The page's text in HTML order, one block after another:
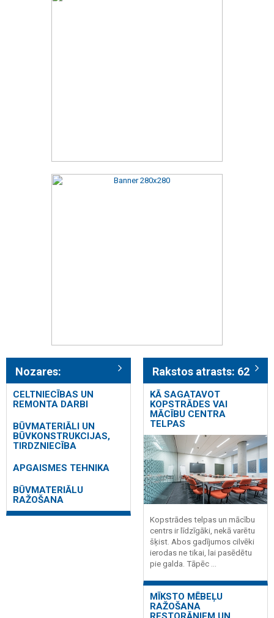
Nozares:
CELTNIECĪBAS UN
REMONTA DARBI
BŪVMATERIĀLI UN
BŪVKONSTRUKCIJAS,
TIRDZNIECĪBA
APGAISMES TEHNIKA
BŪVMATERIĀLU
RAŽOŠANA
Rakstos atrasts: 62
KĀ SAGATAVOT
KOPSTRĀDES VAI
MĀCĪBU CENTRA
TELPAS
Kopstrādes telpas un mācību
centrs ir līdzīgāki, nekā varētu
šķist. Abos gadījumos cilvēki
ierodas ne tikai, lai pasēdētu
pie galda. Tāpēc ...
MĪKSTO MĒBEĻU
RAŽOŠANA